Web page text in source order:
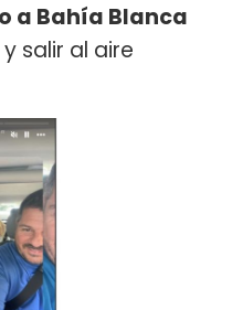
a Bahía Blanca
salir al aire